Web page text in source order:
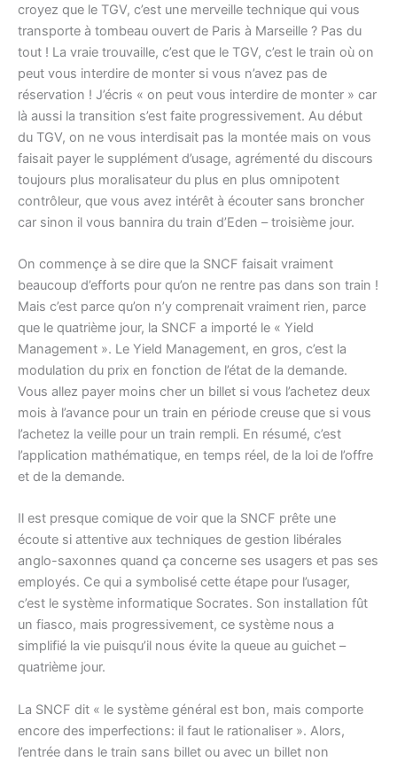
croyez que le TGV, c’est une merveille technique qui vous
transporte à tombeau ouvert de Paris à Marseille ? Pas du
tout ! La vraie trouvaille, c’est que le TGV, c’est le train où on
peut vous interdire de monter si vous n’avez pas de
réservation ! J’écris « on peut vous interdire de monter » car
là aussi la transition s’est faite progressivement. Au début
du TGV, on ne vous interdisait pas la montée mais on vous
faisait payer le supplément d’usage, agrémenté du discours
toujours plus moralisateur du plus en plus omnipotent
contrôleur, que vous avez intérêt à écouter sans broncher
car sinon il vous bannira du train d’Eden – troisième jour.
On commençe à se dire que la SNCF faisait vraiment
beaucoup d’efforts pour qu’on ne rentre pas dans son train !
Mais c’est parce qu’on n’y comprenait vraiment rien, parce
que le quatrième jour, la SNCF a importé le « Yield
Management ». Le Yield Management, en gros, c’est la
modulation du prix en fonction de l’état de la demande.
Vous allez payer moins cher un billet si vous l’achetez deux
mois à l’avance pour un train en période creuse que si vous
l’achetez la veille pour un train rempli. En résumé, c’est
l’application mathématique, en temps réel, de la loi de l’offre
et de la demande.
Il est presque comique de voir que la SNCF prête une
écoute si attentive aux techniques de gestion libérales
anglo-saxonnes quand ça concerne ses usagers et pas ses
employés. Ce qui a symbolisé cette étape pour l’usager,
c’est le système informatique Socrates. Son installation fût
un fiasco, mais progressivement, ce système nous a
simplifié la vie puisqu’il nous évite la queue au guichet –
quatrième jour.
La SNCF dit « le système général est bon, mais comporte
encore des imperfections: il faut le rationaliser ». Alors,
l’entrée dans le train sans billet ou avec un billet non